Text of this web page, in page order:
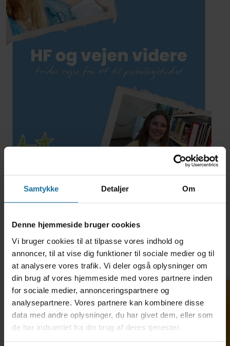
Samtykke Detaljer Om
Denne hjemmeside bruger cookies
Vi bruger cookies til at tilpasse vores indhold og
annoncer, til at vise dig funktioner til sociale medier og til
at analysere vores trafik. Vi deler også oplysninger om
din brug af vores hjemmeside med vores partnere inden
for sociale medier, annonceringspartnere og
analysepartnere. Vores partnere kan kombinere disse
data med andre oplysninger, du har givet dem, eller som
de har indsamlet fra din brug af deres tjenester.